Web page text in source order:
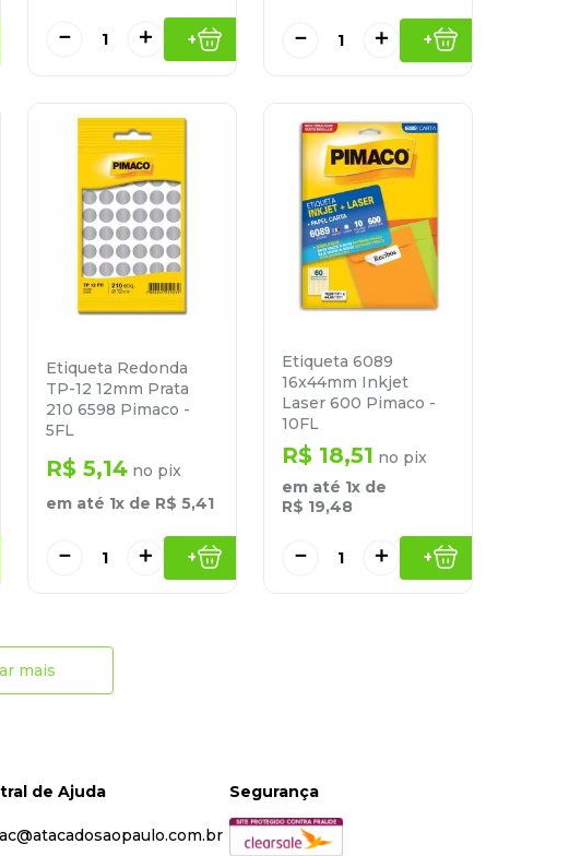
＋
－ + ＋
－ +
Etiqueta Redonda
TP-12 12mm Prata
210 6598 Pimaco -
5FL
R$ 5,14 no pix
em até 1x de R$ 5,41
＋
－ +
Etiqueta 6089
16x44mm Inkjet
Laser 600 Pimaco -
10FL
R$ 18,51 no pix
em até 1x de
R$ 19,48
＋
－ +
mais
de Ajuda Segurança